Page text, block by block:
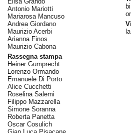
Antonio Mariotti
Mariarosa Mancuso
Andrea Giordano
Maurizio Acerbi
Arianna Finos
Maurizio Cabona
Rassegna stampa
Heiner Gumprecht
Lorenzo Ormando
Emanuele Di Porto
Alice Cucchetti
Roselina Salemi
Filippo Mazzarella
Simone Soranna
Roberta Panetta
Oscar Cosulich